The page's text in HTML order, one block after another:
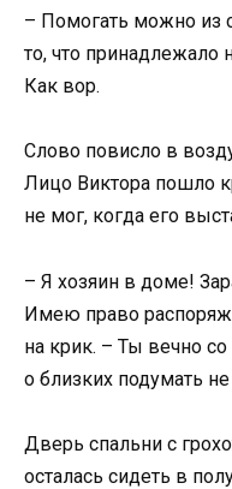
– Помогать можно из
то, что принадлежало
Как вор.
Слово повисло в
Лицо Виктора пошло
не мог, когда его
– Я хозяин в доме!
Имею право
на крик. – Ты вечно
о близких подумать
Дверь спальни с
осталась сидеть в